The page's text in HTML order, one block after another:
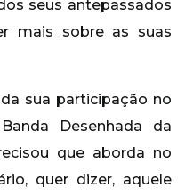
seus antepassados
mais sobre as suas
sua participação no
Desenhada da
que aborda no
quer dizer, aquele